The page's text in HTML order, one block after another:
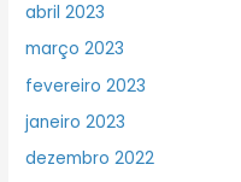
abril 2023
março 2023
fevereiro 2023
janeiro 2023
dezembro 2022